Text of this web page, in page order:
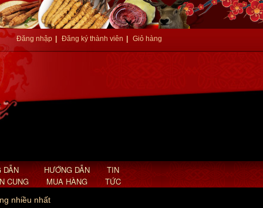
Đăng nhập Đăng ký thành viên Giỏ hàng
DẪN
CUNG
HƯỚNG DẪN
MUA HÀNG
TIN
TỨC
nhiều nhất
Hàn Quốc hình tổ kén A030
Giá: 2,850,000 VND
Đông trùng hạ thảo nguyên con hộp